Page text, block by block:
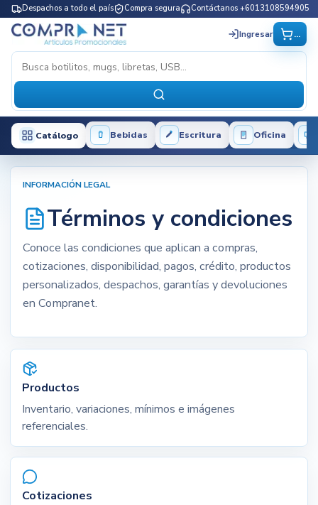
Despachos a todo el país Compra segura Contáctanos +6013108594905
Ingresar ...
Catálogo Bebidas Escritura Oficina
INFORMACIÓN LEGAL
Términos y condiciones
Conoce las condiciones que aplican a compras,
cotizaciones, disponibilidad, pagos, crédito, productos
personalizados, despachos, garantías y devoluciones
en Compranet.
Productos
Inventario, variaciones, mínimos e imágenes
referenciales.
Cotizaciones